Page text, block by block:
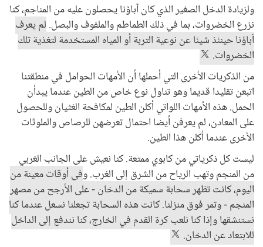
ولزيادة الدخل الصغير الذي كان آباؤنا يحصلون عليه من المناجم، كنا
نزرع الخضروات، بما في ذلك الطماطم والملفوف والبصل. لم يعرف
آباؤنا حينئذ شيئا عن نوعية التربة أو المياه المستخدمة لتغذية تلك
الخضروات.
من الذكريات الأخرى التي أحملها أن الأمهات الحوامل في منطقتنا
اتبعن تقليدا قديما وهو تناول نوع خاص من الطين عندما يبدأن
الحمل. هذه الأمهات اللواتي أكلن الطين لمكافحة الغثيان وللحصول
على المعادن، لم يعرفن أيضا احتمال تعرضهن للرصاص والملوثات
الأخرى عندما أكلن هذا الطين.
ليست كل ذكرياتي من كابوي ممتعة. كنا نعيش على الجانب الغربي
من المنجم وتهب الرياح من الشرق إلى الغرب. وفي أوقات معينة من
اليوم، كانت تظهر سحابة سميكة من الدخان - على الأرجح من مصهر
المنجم - وتمر فوق منزلنا. كانت هذه السحابة تجعلنا نسعل عندما كنا
نستنشقها وإذا كنا نلعب كرة القدم في الخارج، كنا نندفع إلى الداخل
للابتعاد عن الدخان.